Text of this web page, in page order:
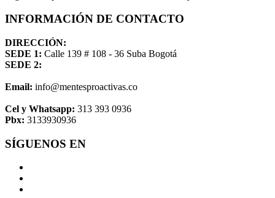
INFORMACIÓN DE CONTACTO
DIRECCIÓN:
SEDE 1: Calle 139 # 108 - 36 Suba Bogotá
SEDE 2:
Email: info@mentesproactivas.co
Cel y Whatsapp: 313 393 0936
Pbx: 3133930936
SÍGUENOS EN